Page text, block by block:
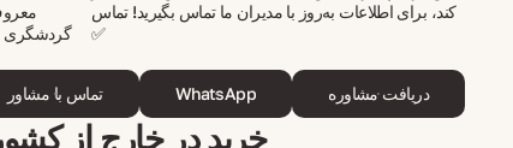
گردشگری
کند، برای اطلاعات به‌روز با مدیران ما تماس بگیرید! تماس
✅
تماس با مشاور WhatsApp دریافت مشاوره
خرید در خارج از